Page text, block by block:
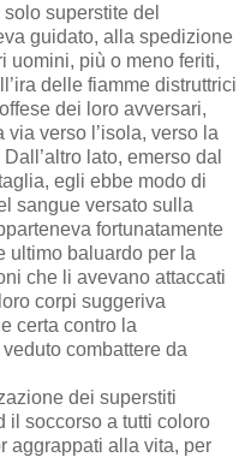
superstite del
guidato, alla spedizione
uomini, più o meno feriti,
delle fiamme distruttrici
dei loro avversari,
verso l’isola, verso la
lato, emerso dal
egli ebbe modo di
sangue versato sulla
fortunatamente
ultimo baluardo per la
che li avevano attaccati
corpi suggeriva
certa contro la
combattere da
dei superstiti
il soccorso a tutti coloro
aggrappati alla vita, per